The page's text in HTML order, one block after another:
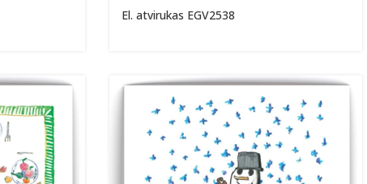
El. atvirukas EGV2538